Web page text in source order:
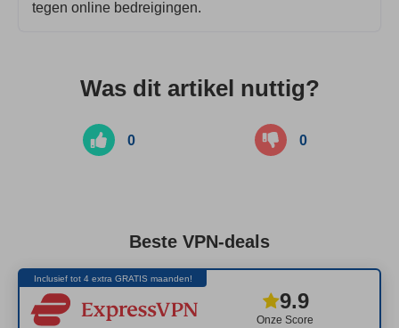
tegen online bedreigingen.
Was dit artikel nuttig?
0 0
Beste VPN-deals
Inclusief tot 4 extra GRATIS maanden!
Onze Score
9.9